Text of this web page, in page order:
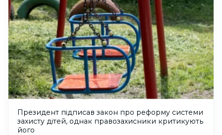
Президент підписав закон про реформу системи
захисту дітей, однак правозахисники критикують
його